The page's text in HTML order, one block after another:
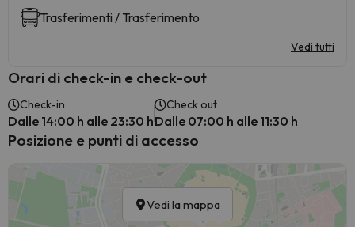
Trasferimenti / Trasferimento
Vedi tutti
Orari di check-in e check-out
Check-in
Dalle 14:00 h alle 23:30 h
Check out
Dalle 07:00 h alle 11:30 h
Posizione e punti di accesso
Vedi la mappa